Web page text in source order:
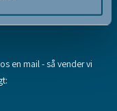
en mail - så vender vi